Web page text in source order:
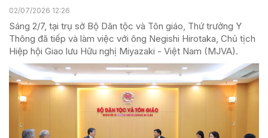
02/07/2026 12:26
Sáng 2/7, tại trụ sở Bộ Dân tộc và Tôn giáo, Thứ trưởng Y
Thông đã tiếp và làm việc với ông Negishi Hirotaka, Chủ tịch
Hiệp hội Giao lưu Hữu nghị Miyazaki - Việt Nam (MJVA).